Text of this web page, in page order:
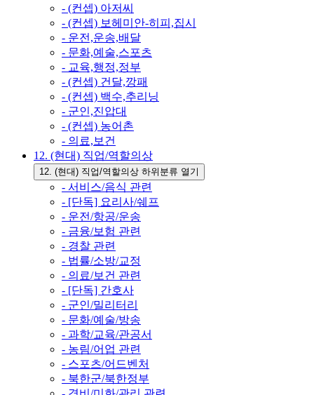
- (컨셉) 아저씨
- (컨셉) 보헤미안-히피,집시
- 운전,운송,배달
- 문화,예술,스포츠
- 교육,행정,정부
- (컨셉) 건달,깡패
- (컨셉) 백수,추리닝
- 군인,진압대
- (컨셉) 농어촌
- 의료,보건
12. (현대) 직업/역할의상
12. (현대) 직업/역할의상 하위분류 열기
- 서비스/음식 관련
- [단독] 요리사/쉐프
- 운전/항공/운송
- 금융/보험 관련
- 경찰 관련
- 법률/소방/교정
- 의료/보건 관련
- [단독] 간호사
- 군인/밀리터리
- 문화/예술/방송
- 과학/교육/관공서
- 농림/어업 관련
- 스포츠/어드벤처
- 북한군/북한정부